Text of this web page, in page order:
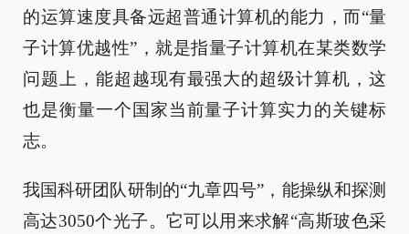
的运算速度具备远超普通计算机的能力，而“量
子计算优越性”，就是指量子计算机在某类数学
问题上，能超越现有最强大的超级计算机，这
也是衡量一个国家当前量子计算实力的关键标
志。
我国科研团队研制的“九章四号”，能操纵和探测
高达3050个光子。它可以用来求解“高斯玻色采